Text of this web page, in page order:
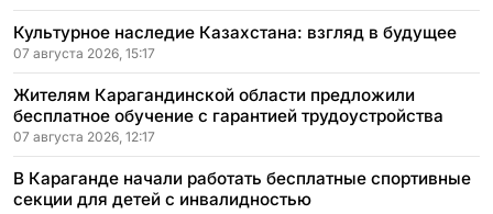
Культурное наследие Казахстана: взгляд в будущее
07 августа 2026, 15:17
Жителям Карагандинской области предложили
бесплатное обучение с гарантией трудоустройства
07 августа 2026, 12:17
В Караганде начали работать бесплатные спортивные
секции для детей с инвалидностью